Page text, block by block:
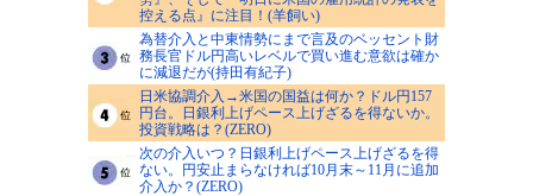
控える点』に注目！(羊飼い)
為替介入と中東情勢にまで言及のベッセント財
務長官ドル円高いレベルで買い進む意欲は確か
に減退だが(持田有紀子)
日米協調介入→米国の国益は何か？ドル円157
円台。日銀利上げペース上げざるを得ないか。
投資戦略は？(ZERO)
次の介入いつ？日銀利上げペース上げざるを得
ない。円安止まらなければ10月末～11月に追加
介入か？(ZERO)